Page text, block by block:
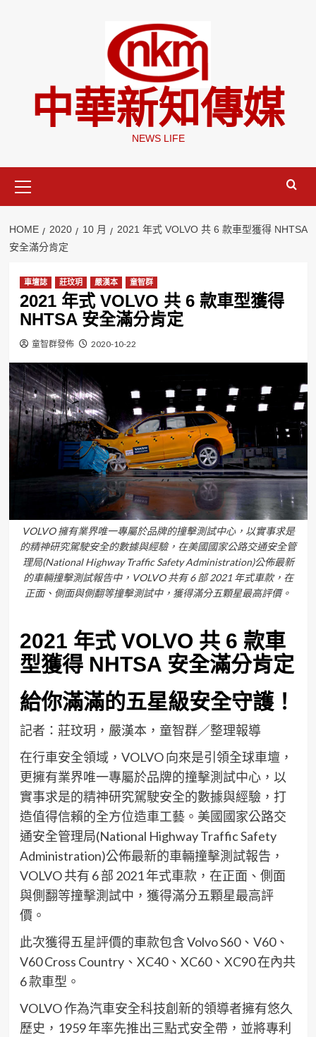
中華新知傳媒
NEWS LIFE
Menu
HOME 2020 10 月
2021 年式 VOLVO 共 6 款車型獲得 NHTSA
安全滿分肯定
車壇誌 莊玟玥 嚴漢本 童智群
2021 年式 VOLVO 共 6 款車型獲得
NHTSA 安全滿分肯定
童智群發佈 2020-10-22
VOLVO 擁有業界唯一專屬於品牌的撞擊測試中心，以實事求是
的精神研究駕駛安全的數據與經驗，在美國國家公路交通安全管
理局(National Highway Traffic Safety Administration)公佈最新
的車輛撞擊測試報告中，VOLVO 共有 6 部 2021 年式車款，在
正面、側面與側翻等撞擊測試中，獲得滿分五顆星最高評價。
2021 年式 VOLVO 共 6 款車
型獲得 NHTSA 安全滿分肯定
給你滿滿的五星級安全守護！
記者：莊玟玥，嚴漢本，童智群／整理報導
在行車安全領域，VOLVO 向來是引領全球車壇，
更擁有業界唯一專屬於品牌的撞擊測試中心，以
實事求是的精神研究駕駛安全的數據與經驗，打
造值得信賴的全方位造車工藝。美國國家公路交
通安全管理局(National Highway Traffic Safety
Administration)公佈最新的車輛撞擊測試報告，
VOLVO 共有 6 部 2021 年式車款，在正面、側面
與側翻等撞擊測試中，獲得滿分五顆星最高評
價。
此次獲得五星評價的車款包含 Volvo S60、V60、
V60 Cross Country、XC40、XC60、XC90 在內共
6 款車型。
VOLVO 作為汽車安全科技創新的領導者擁有悠久
歷史，1959 年率先推出三點式安全帶，並將專利